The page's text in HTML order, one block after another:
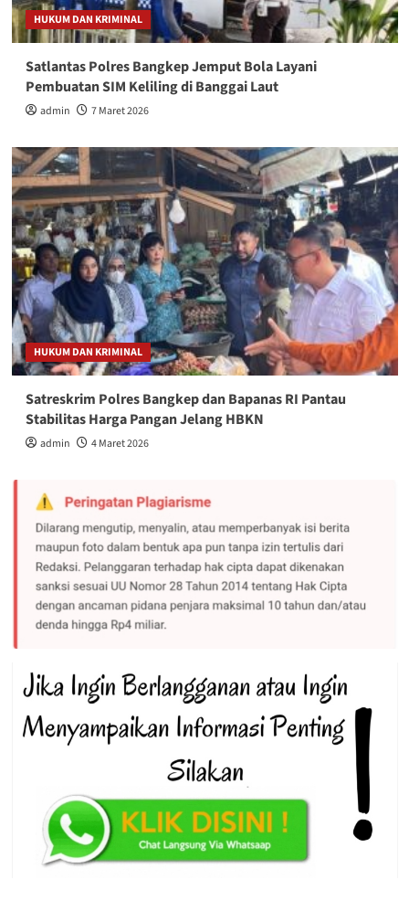
HUKUM DAN KRIMINAL
Satlantas Polres Bangkep Jemput Bola Layani
Pembuatan SIM Keliling di Banggai Laut
admin 7 Maret 2026
HUKUM DAN KRIMINAL
Satreskrim Polres Bangkep dan Bapanas RI Pantau
Stabilitas Harga Pangan Jelang HBKN
admin 4 Maret 2026